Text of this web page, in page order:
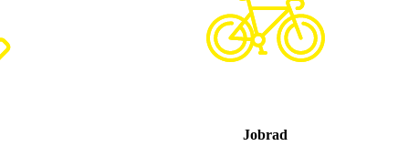
Jobrad